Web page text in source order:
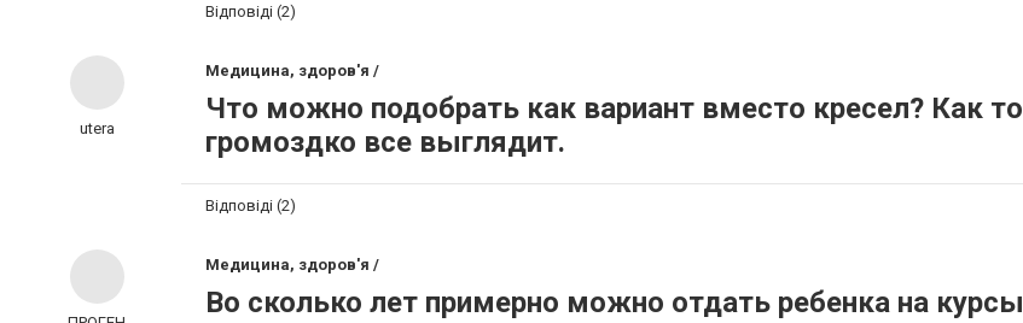
Відповіді (2)
utera
Медицина, здоров'я /
Что можно подобрать как вариант вместо кресел? Как то
громоздко все выглядит.
Відповіді (2)
Медицина, здоров'я /
Во сколько лет примерно можно отдать ребенка на курсы